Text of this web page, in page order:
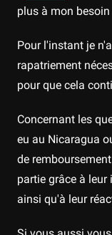
plus à mon
Pour l'instant je
rapatriement
pour que cela
Concernant les
eu au Nicaragua
de
partie grâce à
ainsi qu'à leur